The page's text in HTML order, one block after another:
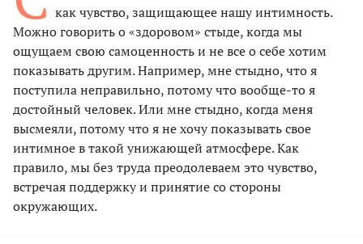
как чувство, защищающее нашу интимность.
Можно говорить о «здоровом» стыде, когда мы
ощущаем свою самоценность и не все о себе хотим
показывать другим. Например, мне стыдно, что я
поступила неправильно, потому что вообще-то я
достойный человек. Или мне стыдно, когда меня
высмеяли, потому что я не хочу показывать свое
интимное в такой унижающей атмосфере. Как
правило, мы без труда преодолеваем это чувство,
встречая поддержку и принятие со стороны
окружающих.